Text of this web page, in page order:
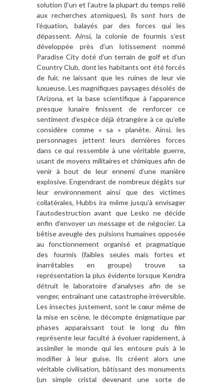
solution (l’un et l’autre la plupart du temps relié
aux recherches atomiques), ils sont hors de
l’équation, balayés par des forces qui les
dépassent. Ainsi, la colonie de fourmis s’est
développée près d’un lotissement nommé
Paradise City doté d’un terrain de golf et d’un
Country Club, dont les habitants ont été forcés
de fuir, ne laissant que les ruines de leur vie
luxueuse. Les magnifiques paysages désolés de
l’Arizona, et la base scientifique à l’apparence
presque lunaire finissent de renforcer ce
sentiment d’espèce déjà étrangère à ce qu’elle
considère comme « sa » planète. Ainsi, les
personnages jettent leurs dernières forces
dans ce qui ressemble à une véritable guerre,
usant de moyens militaires et chimiques afin de
venir à bout de leur ennemi d’une manière
explosive. Engendrant de nombreux dégâts sur
leur environnement ainsi que des victimes
collatérales, Hubbs ira même jusqu’à envisager
l’autodestruction avant que Lesko ne décide
enfin d’envoyer un message et de négocier. La
bêtise aveugle des pulsions humaines opposée
au fonctionnement organisé et pragmatique
des fourmis (faibles seules mais fortes et
inarrêtables en groupe) trouve sa
représentation la plus évidente lorsque Kendra
détruit le laboratoire d’analyses afin de se
venger, entraînant une catastrophe irréversible.
Les insectes justement, sont le cœur même de
la mise en scène, le décompte énigmatique par
phases apparaissant tout le long du film
représente leur faculté à évoluer rapidement, à
assimiler le monde qui les entoure puis à le
modifier à leur guise. Ils créent alors une
véritable civilisation, bâtissant des monuments
(un simple cristal devenant une sorte de